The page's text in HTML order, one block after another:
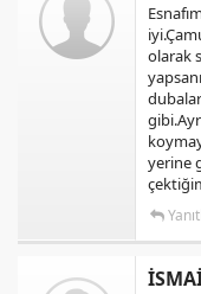
olarak
yerine